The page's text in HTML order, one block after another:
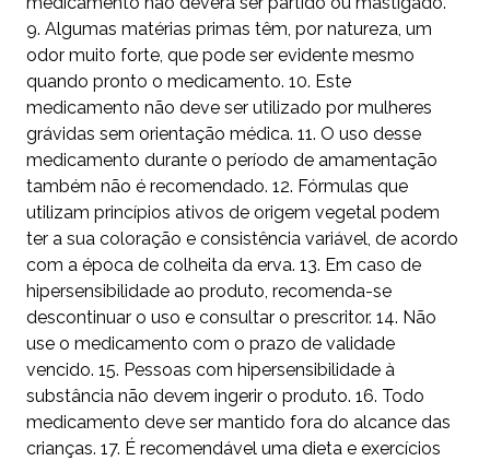
9. Algumas matérias primas têm, por natureza, um
odor muito forte, que pode ser evidente mesmo
quando pronto o medicamento. 10. Este
medicamento não deve ser utilizado por mulheres
grávidas sem orientação médica. 11. O uso desse
medicamento durante o período de amamentação
também não é recomendado. 12. Fórmulas que
utilizam princípios ativos de origem vegetal podem
ter a sua coloração e consistência variável, de acordo
com a época de colheita da erva. 13. Em caso de
hipersensibilidade ao produto, recomenda-se
descontinuar o uso e consultar o prescritor. 14. Não
use o medicamento com o prazo de validade
vencido. 15. Pessoas com hipersensibilidade à
substância não devem ingerir o produto. 16. Todo
medicamento deve ser mantido fora do alcance das
crianças. 17. É recomendável uma dieta e exercícios